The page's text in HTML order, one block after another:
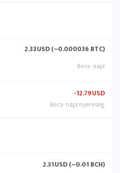
2.33USD (~0.000036 BTC)
-12.79USD
2.31USD (~0.01 BCH)